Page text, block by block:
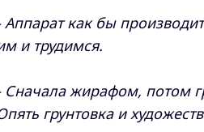
Аппарат как бы
и трудимся.
Сначала жирафом, потом
грунтовка и